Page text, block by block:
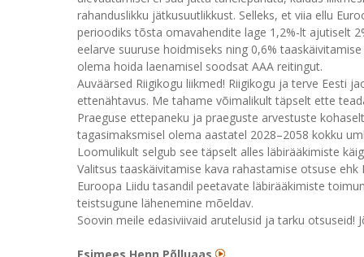
rahanduslikku jätkusuutlikkust. Selleks, et viia ellu
perioodiks tõsta omavahendite lage 1,2%-lt ajutiselt
eelarve suuruse hoidmiseks ning 0,6%
olema hoida laenamisel soodsat AAA reitingut.
Auväärsed Riigikogu liikmed! Riigikogu ja terve Eesti
ettenähtavus. Me tahame võimalikult täpselt ette
Praeguse ettepaneku ja praeguste arvestuste
tagasimaksmisel olema aastatel 2028–2058 kokku
Loomulikult selgub see täpselt alles läbirääkimiste
Valitsus taaskäivitamise kava rahastamise otsuse
Euroopa Liidu tasandil peetavate läbirääkimiste
teistsugune lähenemine mõeldav.
Soovin meile edasiviivaid arutelusid ja tarku otsuseid!